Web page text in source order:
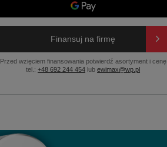
Finansuj na firmę
Przed wzięciem finansowania potwierdź asortyment i cenę
tel.:+48 692 244 454 lubewimax@wp.pl